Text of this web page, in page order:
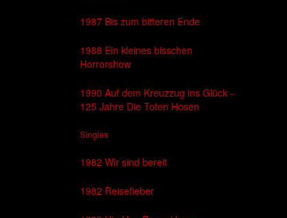
1987 Bis zum bitteren Ende
1988 Ein kleines bisschen
Horrorshow
1990 Auf dem Kreuzzug ins Glück -
125 Jahre Die Toten Hosen
Singles
1982 Wir sind bereit
1982 Reisefieber